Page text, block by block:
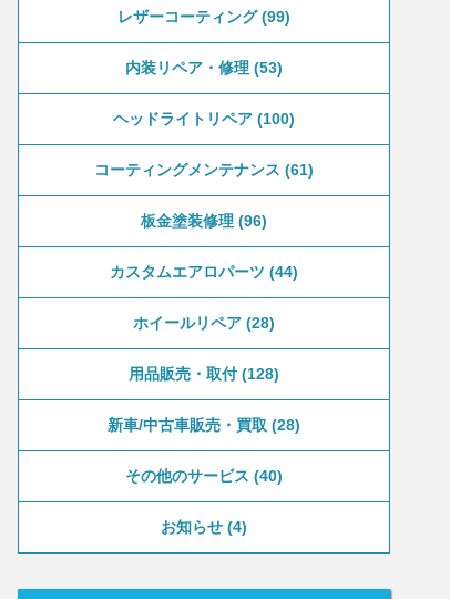
レザーコーティング 99
内装リペア・修理 53
ヘッドライトリペア 100
コーティングメンテナンス 61
板金塗装修理 96
カスタムエアロパーツ 44
ホイールリペア 28
用品販売・取付 128
新車/中古車販売・買取 28
その他のサービス 40
お知らせ 4